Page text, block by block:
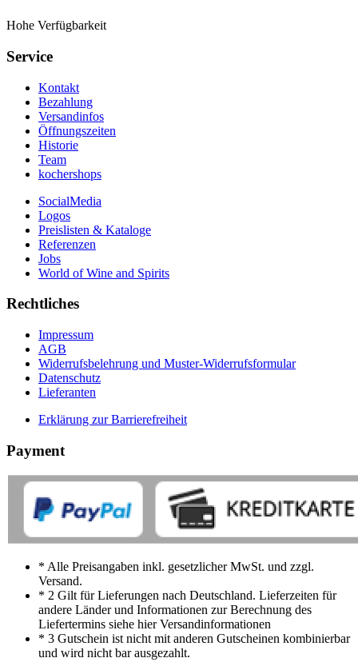
Hohe Verfügbarkeit
Service
Kontakt
Bezahlung
Versandinfos
Öffnungszeiten
Historie
Team
kochershops
SocialMedia
Logos
Preislisten & Kataloge
Referenzen
Jobs
World of Wine and Spirits
Rechtliches
Impressum
AGB
Widerrufsbelehrung und Muster-Widerrufsformular
Datenschutz
Lieferanten
Erklärung zur Barrierefreiheit
Payment
* Alle Preisangaben inkl. gesetzlicher MwSt. und zzgl.
Versand.
* 2 Gilt für Lieferungen nach Deutschland. Lieferzeiten für
andere Länder und Informationen zur Berechnung des
Liefertermins siehe hier Versandinformationen
* 3 Gutschein ist nicht mit anderen Gutscheinen kombinierbar
und wird nicht bar ausgezahlt.